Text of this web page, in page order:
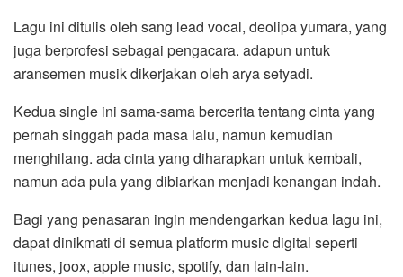
Lagu ini ditulis oleh sang lead vocal, deolipa yumara, yang
juga berprofesi sebagai pengacara. adapun untuk
aransemen musik dikerjakan oleh arya setyadi.
Kedua single ini sama-sama bercerita tentang cinta yang
pernah singgah pada masa lalu, namun kemudian
menghilang. ada cinta yang diharapkan untuk kembali,
namun ada pula yang dibiarkan menjadi kenangan indah.
Bagi yang penasaran ingin mendengarkan kedua lagu ini,
dapat dinikmati di semua platform music digital seperti
itunes, joox, apple music, spotify, dan lain-lain.